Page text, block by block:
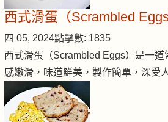
西式滑蛋（Scrambled Eggs
四 05, 2024點擊數: 1835
西式滑蛋（Scrambled Eggs）是一道
感嫩滑，味道鮮美，製作簡單，深受